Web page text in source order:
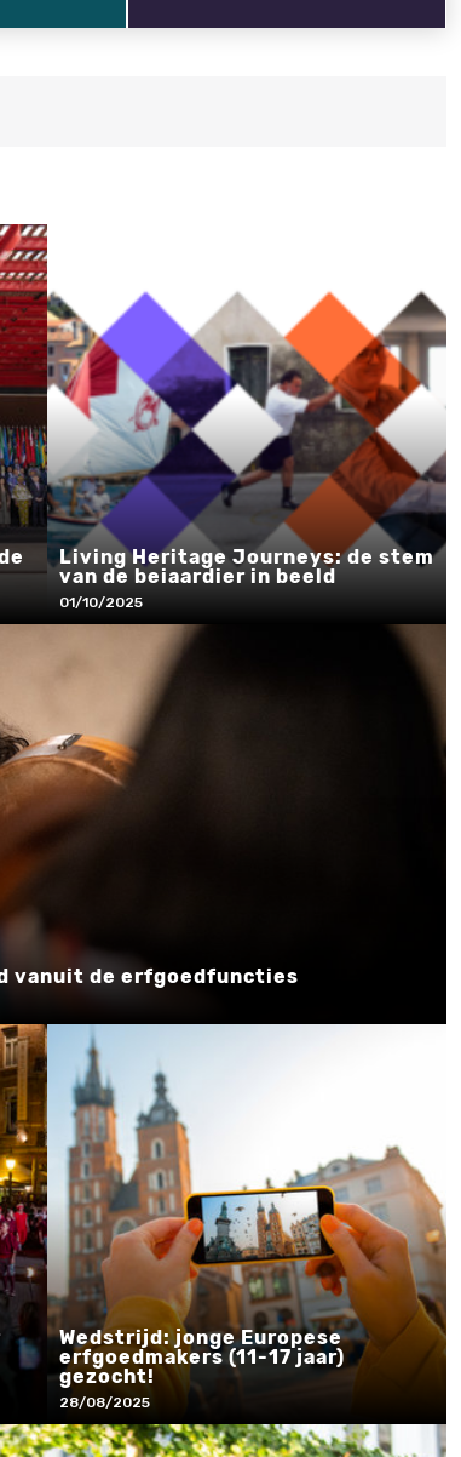
Living Heritage Journeys: de stem
van de beiaardier in beeld
01/10/2025
vanuit de erfgoedfuncties
Wedstrijd: jonge Europese
erfgoedmakers (11-17 jaar)
gezocht!
28/08/2025